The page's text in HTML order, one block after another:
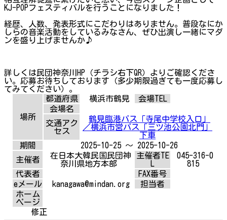
KJ-POPフェスティバルを行うことになりました！
経歴、人数、発表形式にこだわりはありません。普段なにか
しらの音楽活動をしているみなさん、ぜひ出演し一緒にマダ
ンを盛り上げませんか♪
詳しくは民団神奈川HP（チラシ右下QR）よりご確認くださ
い。応募お待ちしております（多少期限過ぎても一度応募し
てみてください）。
場所
都道府県 横浜市鶴見
会場TEL
会場名
交通アク
セス
鶴見臨港バス「寺尾中学校入口」
／横浜市営バス「三ツ池公園北門」
下車
期間
2025-10-25 ～ 2025-10-26
主催者
在日本大韓民国民団神
奈川県地方本部
主催者TE
045-316-0
815
代表者
FAX番号
eメール
kanagawa@mindan.org
担当者
ホーム
ページ
修正